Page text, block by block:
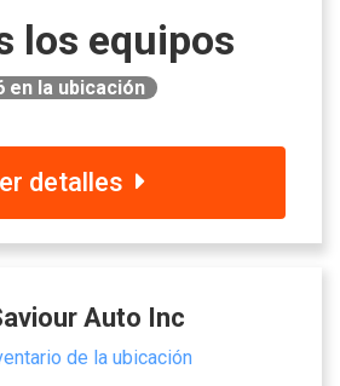
los equipos
en la ubicación
detalles
Auto Inc
de la ubicación